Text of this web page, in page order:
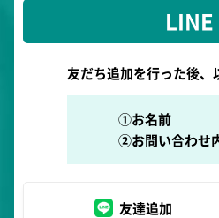
友だち追加を行った後、
①お名前
②お問い合わせ
友達追加